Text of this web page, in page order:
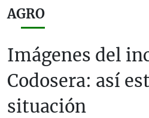
AGRO
Imágenes del
Codosera: así
situación